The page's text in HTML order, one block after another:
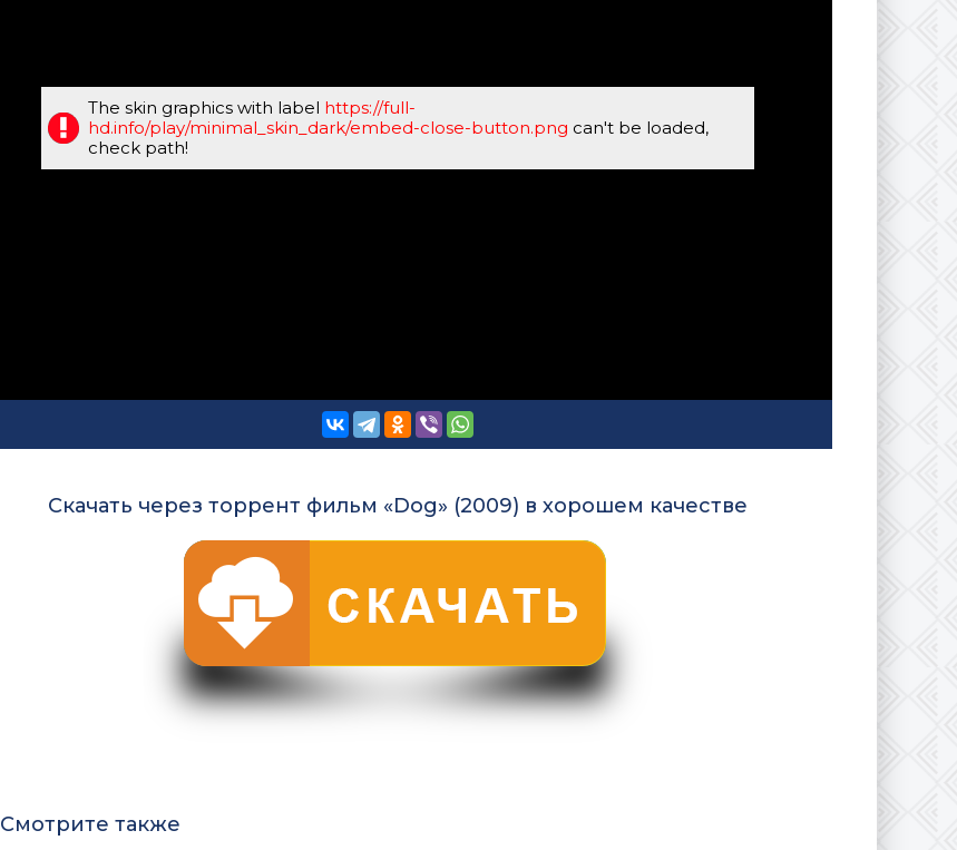
The skin graphics with label https://full-
hd.info/play/minimal_skin_dark/embed-close-button.png can't be loaded,
check path!
Скачать через торрент фильм «Dog» (2009) в хорошем качестве
Смотрите также